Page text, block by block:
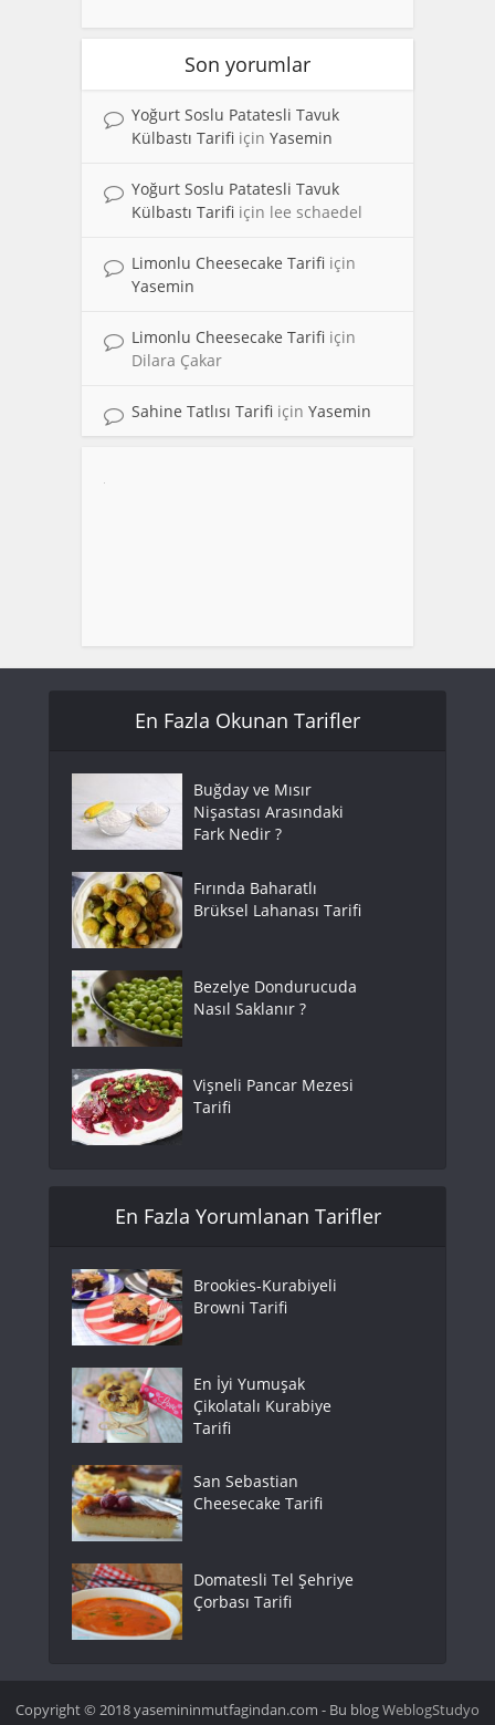
Son yorumlar
Yoğurt Soslu Patatesli Tavuk
Külbastı Tarifi için Yasemin
Yoğurt Soslu Patatesli Tavuk
Külbastı Tarifi için lee schaedel
Limonlu Cheesecake Tarifi için
Yasemin
Limonlu Cheesecake Tarifi için
Dilara Çakar
Sahine Tatlısı Tarifi için Yasemin
En Fazla Okunan Tarifler
Buğday ve Mısır
Nişastası Arasındaki
Fark Nedir ?
Fırında Baharatlı
Brüksel Lahanası Tarifi
Bezelye Dondurucuda
Nasıl Saklanır ?
Vişneli Pancar Mezesi
Tarifi
En Fazla Yorumlanan Tarifler
Brookies-Kurabiyeli
Browni Tarifi
En İyi Yumuşak
Çikolatalı Kurabiye
Tarifi
San Sebastian
Cheesecake Tarifi
Domatesli Tel Şehriye
Çorbası Tarifi
Copyright © 2018 yasemininmutfagindan.com - Bu blogWeblogStudyo